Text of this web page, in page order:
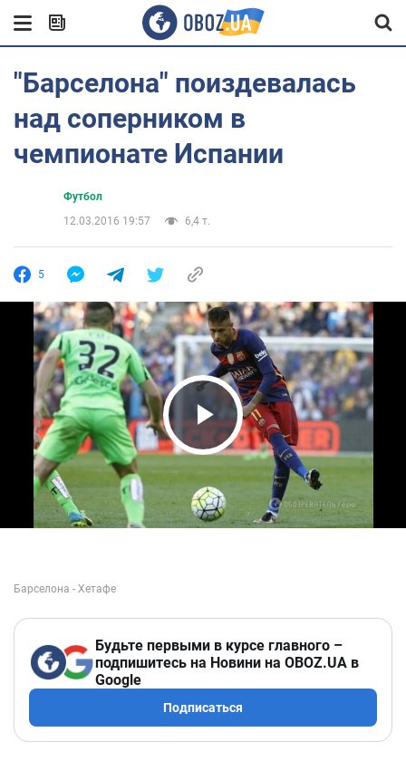
"Барселона" поиздевалась
над соперником в
чемпионате Испании
Футбол
12.03.2016 19:57
6,4 т.
5
Play Video
Будьте первыми в курсе главного –
подпишитесь на Новини на OBOZ.UA в
Google
Подписаться